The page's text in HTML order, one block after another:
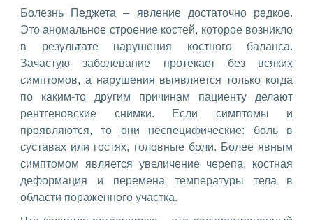
Болезнь Педжета – явление достаточно редкое.
Это аномальное строение костей, которое возникло
в результате нарушения костного баланса.
Зачастую заболевание протекает без всяких
симптомов, а нарушения выявляется только когда
по каким-то другим причинам пациенту делают
рентгеновские снимки. Если симптомы и
проявляются, то они неспецифические: боль в
суставах или гостях, головные боли. Более явным
симптомом является увеличение черепа, костная
деформация и перемена температуры тела в
области пораженного участка.